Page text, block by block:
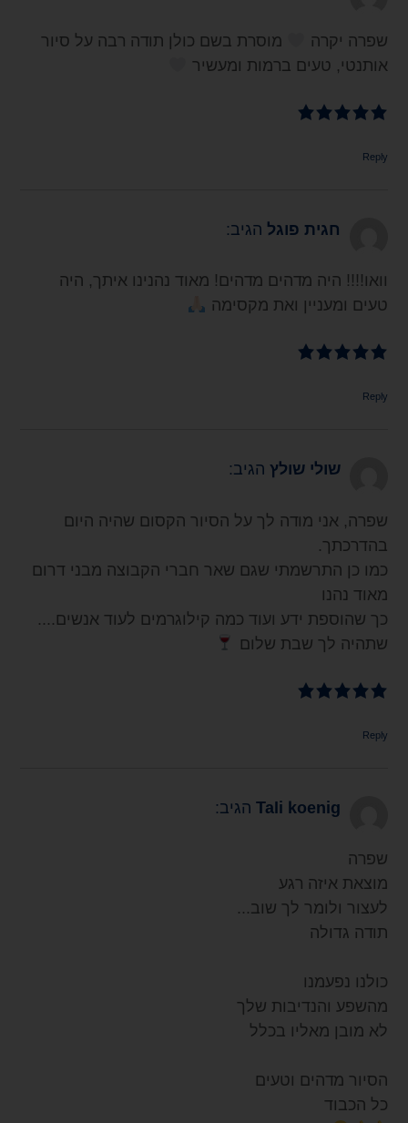
שפרה יקרה
מוסרת בשם כולן תודה רבה על סיור
אותנטי, טעים ברמות ומעשיר
Reply
חגית פוגל הגיב:
וואו!!!! היה מדהים מדהים! מאוד נהנינו איתך, היה
טעים ומעניין ואת מקסימה
Reply
שולי שולץ הגיב:
שפרה, אני מודה לך על הסיור הקסום שהיה היום
בהדרכתך.
כמו כן התרשמתי שגם שאר חברי הקבוצה מבני דרום
מאוד נהנו
כך שהוספת ידע ועוד כמה קילוגרמים לעוד אנשים....
שתהיה לך שבת שלום
Reply
Tali koenig הגיב:
שפרה
מוצאת איזה רגע
לעצור ולומר לך שוב...
תודה גדולה
כולנו נפעמנו
מהשפע והנדיבות שלך
לא מובן מאליו בכלל
הסיור מדהים וטעים
כל הכבוד